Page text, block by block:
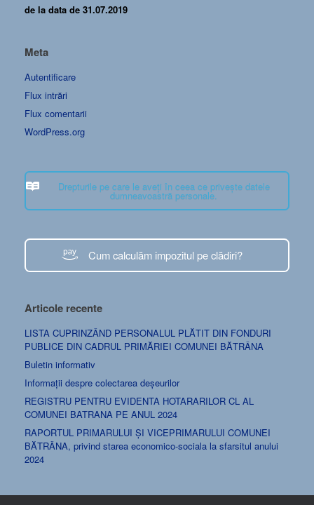
de la data de 31.07.2019
Meta
Autentificare
Flux intrări
Flux comentarii
WordPress.org
Drepturile pe care le aveți în ceea ce privește datele
dumneavoastră personale.
Cum calculăm impozitul pe clădiri?
Articole recente
LISTA CUPRINZÂND PERSONALUL PLĂTIT DIN FONDURI
PUBLICE DIN CADRUL PRIMĂRIEI COMUNEI BĂTRÂNA
Buletin informativ
Informații despre colectarea deșeurilor
REGISTRU PENTRU EVIDENTA HOTARARILOR CL AL
COMUNEI BATRANA PE ANUL 2024
RAPORTUL PRIMARULUI ȘI VICEPRIMARULUI COMUNEI
BĂTRÂNA, privind starea economico-sociala la sfarsitul anului
2024